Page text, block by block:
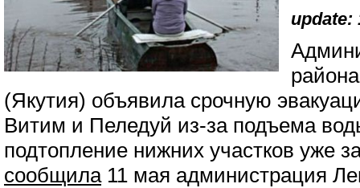
update:
(Якутия) объявила срочную
Витим и Пеледуй из-за подъема
подтопление нижних участков уже
сообщила11 мая администрация